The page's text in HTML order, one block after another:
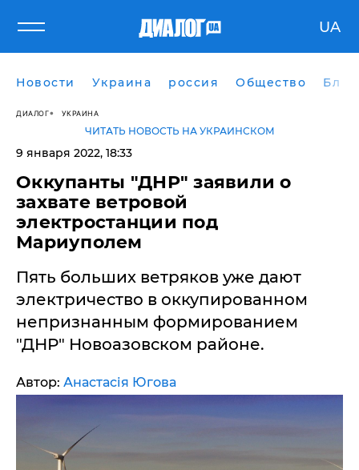
UA
Новости Украина россия Общество
ДИАЛОГ УКРАИНА
ЧИТАТЬ НОВОСТЬ НА УКРАИНСКОМ
9 января 2022, 18:33
Оккупанты "ДНР" заявили о
захвате ветровой
электростанции под
Мариуполем
Пять больших ветряков уже дают
электричество в оккупированном
непризнанным формированием
"ДНР" Новоазовском районе.
Автор: Анастасія Югова